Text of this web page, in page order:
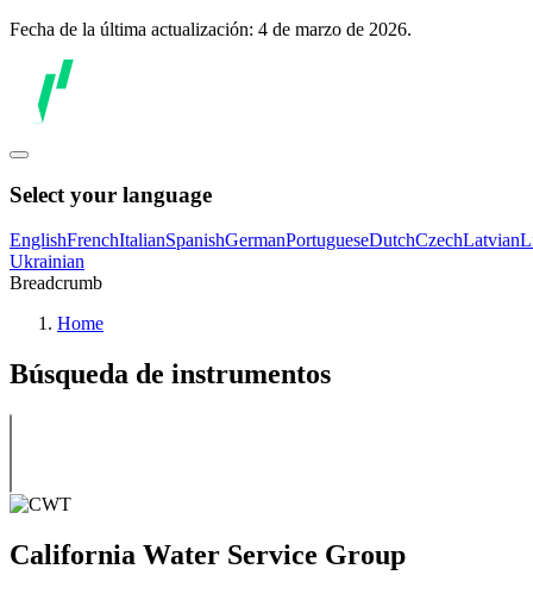
Fecha de la última actualización: 4 de marzo de 2026.
Select your language
EnglishFrenchItalianSpanishGermanPortugueseDutchCzechLatvian
Ukrainian
Breadcrumb
Home
Búsqueda de instrumentos
California Water Service Group